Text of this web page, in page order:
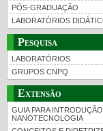
PÓS-GRADUAÇÃO
LABORATÓRIOS
Pesquisa
LABORATÓRIOS
GRUPOS CNPQ
Extensão
GUIA PARA
NANOTECNOLOGIA